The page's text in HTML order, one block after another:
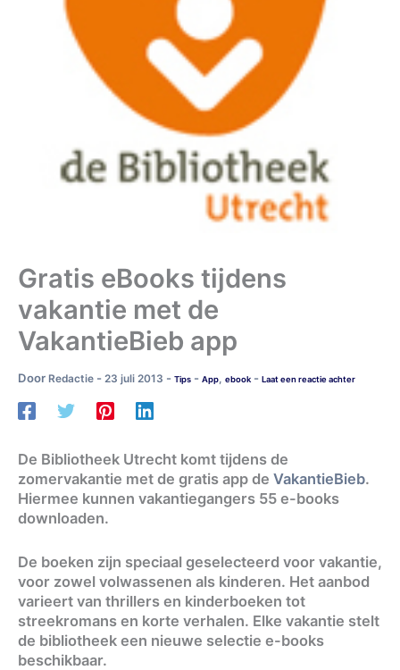
Gratis eBooks tijdens
vakantie met de
VakantieBieb app
Door Redactie - 23 juli 2013 - Tips - App, ebook - Laat een reactie achter
De Bibliotheek Utrecht komt tijdens de
zomervakantie met de gratis app de VakantieBieb.
Hiermee kunnen vakantiegangers 55 e-books
downloaden.
De boeken zijn speciaal geselecteerd voor vakantie,
voor zowel volwassenen als kinderen. Het aanbod
varieert van thrillers en kinderboeken tot
streekromans en korte verhalen. Elke vakantie stelt
de bibliotheek een nieuwe selectie e-books
beschikbaar.